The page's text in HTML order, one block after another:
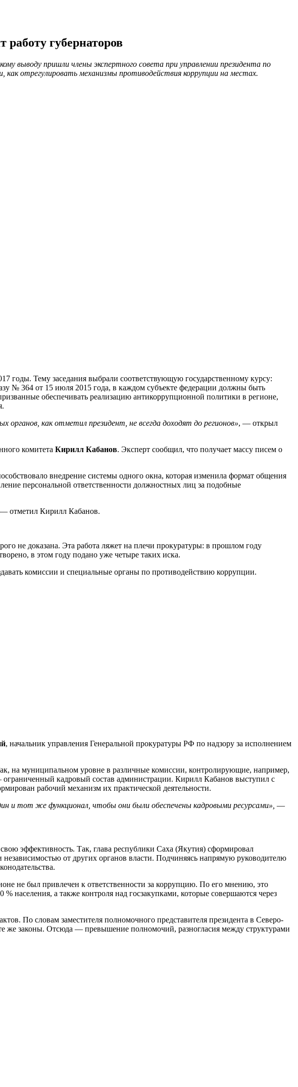
губернаторов
выводу пришли члены экспертного совета при управлении президента по
отрегулировать механизмы противодействия коррупции на местах.
годы. Тему заседания выбрали соответствующую государственному курсу:
№ 364 от 15 июля 2015 года, в каждом субъекте федерации должны быть
обеспечивать реализацию антикоррупционной политики в регионе,
как отметил президент, не всегда доходят до регионов», — открыл
комитета Кирилл Кабанов. Эксперт сообщил, что получает массу писем о
внедрение системы одного окна, которая изменила формат общения
персональной ответственности должностных лиц за подобные
отметил Кирилл Кабанов.
не доказана. Эта работа ляжет на плечи прокуратуры: в прошлом году
в этом году подано уже четыре таких иска.
комиссии и специальные органы по противодействию коррупции.
, начальник управления Генеральной прокуратуры РФ по надзору за исполнением
на муниципальном уровне в различные комиссии, контролирующие, например,
кадровый состав администрации. Кирилл Кабанов выступил с
рабочий механизм их практической деятельности.
и тот же функционал, чтобы они были обеспечены кадровыми ресурсами», —
эффективность. Так, глава республики Саха (Якутия) сформировал
от других органов власти. Подчиняясь напрямую руководителю
не был привлечен к ответственности за коррупцию. По его мнению, это
населения, а также контроля над госзакупками, которые совершаются через
По словам заместителя полномочного представителя президента в Северо-
же законы. Отсюда — превышение полномочий, разногласия между структурами